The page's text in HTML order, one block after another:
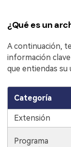
¿Qué es un
A continuación,
información
que entiendas su
Categoría
Extensión
Programa